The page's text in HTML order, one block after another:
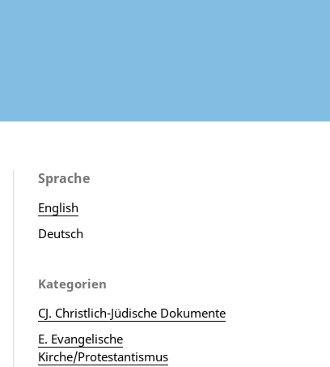
Sprache
English
Deutsch
Kategorien
CJ. Christlich-Jüdische Dokumente
E. Evangelische
Kirche/Protestantismus